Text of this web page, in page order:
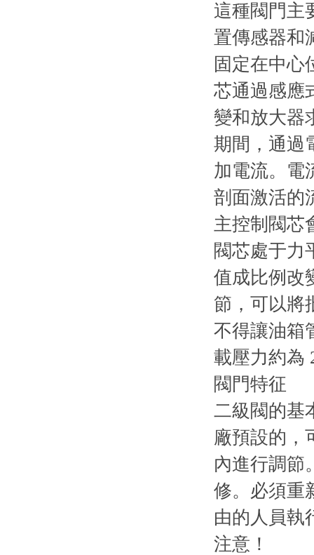
這種閥門主
置傳感器和
固定在中心
芯通過感應
變和放大器
期間
加電流。
剖面激活的
主控制閥芯
閥芯處于力
值成比例改
節，可以
不得讓油箱
載壓力約為 2
閥門特征
二級閥的基
廠預設的
內進行調節
修。必須
由的人員執行
注意！